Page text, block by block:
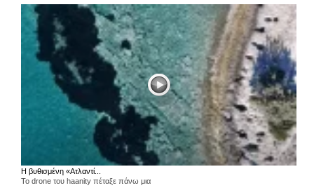
Η βυθισμένη «Ατλαντί...
Το drone του haanity πέταξε πάνω μια